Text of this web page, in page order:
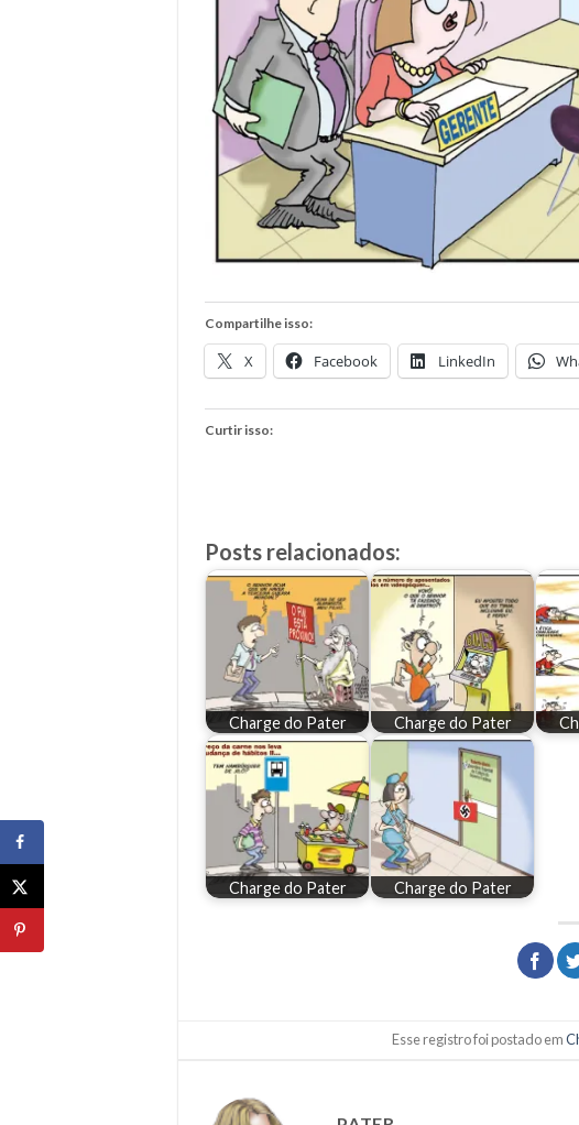
Compartilhe isso:
X Facebook LinkedIn
Curtir isso:
Posts relacionados:
Charge do Pater Charge do Pater
Charge do Pater Charge do Pater
Esse registro foi postado em